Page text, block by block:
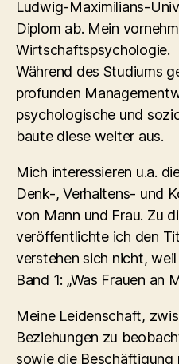
Ludwig-Maximilians-
Diplom ab. Mein
Wirtschaftspsychologie.
Während des Studiums
profunden
psychologische und
baute diese weiter aus.
Mich interessieren u.a.
Denk-, Verhaltens- und
von Mann und Frau. Zu
veröffentlichte ich den
verstehen sich nicht,
Band 1: „Was Frauen an
Meine Leidenschaft,
Beziehungen zu
sowie die Beschäftigung